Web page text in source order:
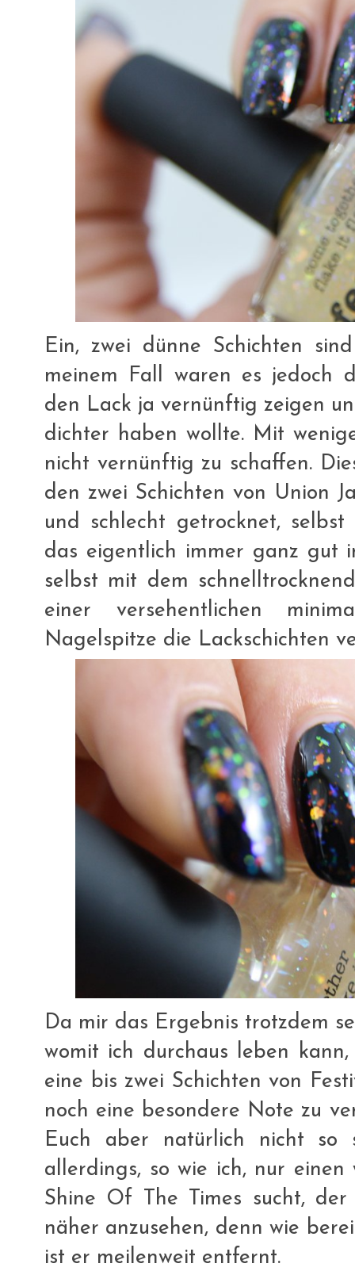
Ein, zwei dünne Schichten
meinem Fall waren es jedoch
den Lack ja vernünftig zeigen
dichter haben wollte. Mit
nicht vernünftig zu schaffen.
den zwei Schichten von Union
und schlecht getrocknet,
das eigentlich immer ganz gut
selbst mit dem
einer versehentlichen
Nagelspitze die Lackschichten
Da mir das Ergebnis trotzdem
womit ich durchaus leben
eine bis zwei Schichten von
noch eine besondere Note zu
Euch aber natürlich nicht so
allerdings, so wie ich, nur einen
Shine Of The Times sucht,
näher anzusehen, denn wie
ist er meilenweit entfernt.